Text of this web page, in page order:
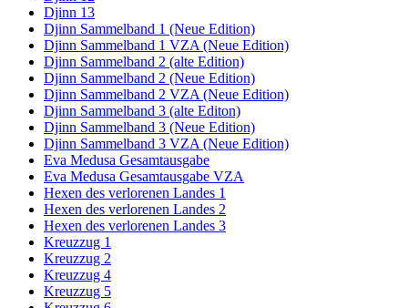
Djinn 13
Djinn Sammelband 1 (Neue Edition)
Djinn Sammelband 1 VZA (Neue Edition)
Djinn Sammelband 2 (alte Edition)
Djinn Sammelband 2 (Neue Edition)
Djinn Sammelband 2 VZA (Neue Edition)
Djinn Sammelband 3 (alte Editon)
Djinn Sammelband 3 (Neue Edition)
Djinn Sammelband 3 VZA (Neue Edition)
Eva Medusa Gesamtausgabe
Eva Medusa Gesamtausgabe VZA
Hexen des verlorenen Landes 1
Hexen des verlorenen Landes 2
Hexen des verlorenen Landes 3
Kreuzzug 1
Kreuzzug 2
Kreuzzug 4
Kreuzzug 5